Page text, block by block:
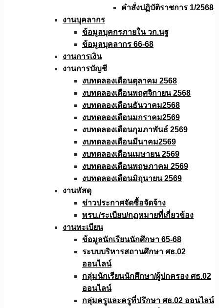
คำสั่งปฏิบัติราชการ 1/2568
งานบุคลากร
ข้อมูลบุคกรภายใน วก.นฐ
ข้อมูลบุคลากร 66-68
งานการเงิน
งานการบัญชี
งบทดลองเดือนตุลาคม 2568
งบทดลองเดือนพฤศจิกายน 2568
งบทดลองเดือนธันวาคม2568
งบทดลองเดือนมกราคม2569
งบทดลองเดือนกุมภาพันธ์ 2569
งบทดลองเดือนมีนาคม2569
งบทดลองเดือนเมษายน 2569
งบทดลองเดือนพฤษภาคม 2569
งบทดลองเดือนมิถุนายน 2569
งานพัสดุ
ข่าวประกาศจัดซื้อจัดจ้าง
พรบ./ระเบียบ/กฏหมายที่เกี่ยวข้อง
งานทะเบียน
ข้อมูลนักเรียนนักศึกษา 65-68
ระบบบริหารสถานศึกษา ศธ.02
ออนไลน์
กลุ่มนักเรียนนักศึกษา/ผู้ปกครอง ศธ.02
ออนไลน์
กลุ่มครูและครูที่ปรึกษา ศธ.02 ออนไลน์